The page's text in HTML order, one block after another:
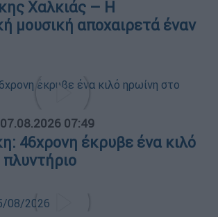
Χαλκιάς – Η
μουσική αποχαιρετά έναν
07.08.2026 07:49
46χρονη έκρυβε ένα κιλό